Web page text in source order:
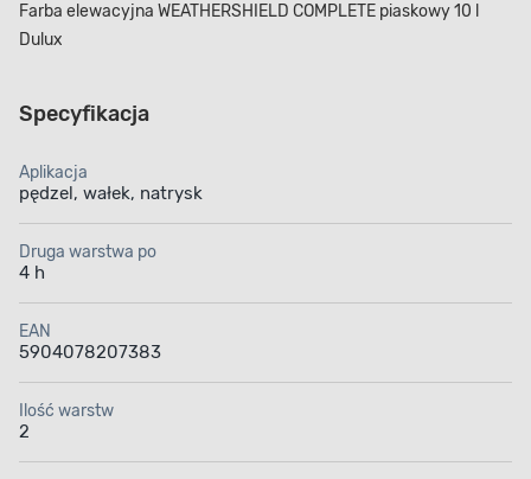
Farba elewacyjna WEATHERSHIELD COMPLETE piaskowy 10 l
Dulux
Specyfikacja
Aplikacja
pędzel, wałek, natrysk
Druga warstwa po
4 h
EAN
5904078207383
Ilość warstw
2